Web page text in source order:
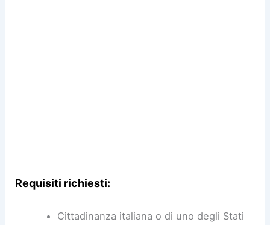
Requisiti richiesti:
Cittadinanza italiana o di uno degli Stati